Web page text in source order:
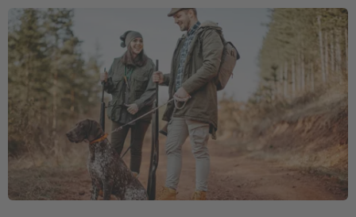
Weiter zu Jagdhaftpflichtversicherung